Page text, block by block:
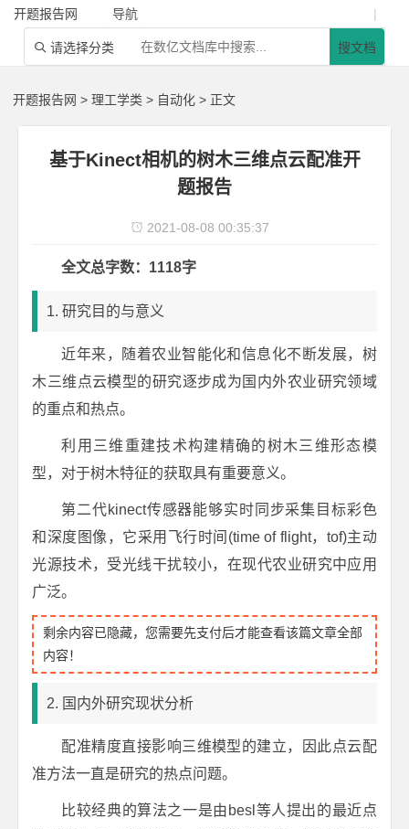
开题报告网 导航 |
 请选择分类 搜文档
开题报告网 >理工学类 > 自动化 > 正文
基于Kinect相机的树木三维点云配准开
题报告
 2021-08-08 00:35:37
全文总字数：1118字
1. 研究目的与意义
近年来，随着农业智能化和信息化不断发展，树
木三维点云模型的研究逐步成为国内外农业研究领域
的重点和热点。
利用三维重建技术构建精确的树木三维形态模
型，对于树木特征的获取具有重要意义。
第二代kinect传感器能够实时同步采集目标彩色
和深度图像，它采用飞行时间(time of flight，tof)主动
光源技术，受光线干扰较小，在现代农业研究中应用
广泛。
剩余内容已隐藏，您需要先支付后才能查看该篇文章全部
内容！
2. 国内外研究现状分析
配准精度直接影响三维模型的建立，因此点云配
准方法一直是研究的热点问题。
比较经典的算法之一是由besl等人提出的最近点